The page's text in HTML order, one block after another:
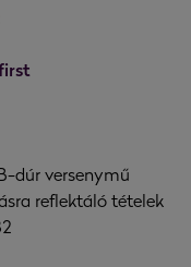
dúr versenymű
reflektáló tételek